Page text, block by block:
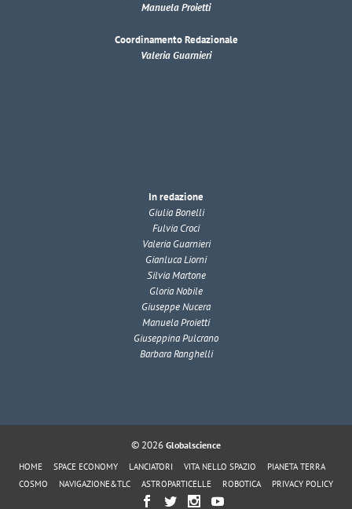
Manuela Proietti
Coordinamento Redazionale
Valeria Guarnieri
In redazione
Giulia Bonelli
Fulvia Croci
Valeria Guarnieri
Gianluca Liorni
Silvia Martone
Gloria Nobile
Giuseppe Nucera
Manuela Proietti
Giuseppina Pulcrano
Barbara Ranghelli
© 2026 Globalscience
HOME SPACE ECONOMY LANCIATORI VITA NELLO SPAZIO
PIANETA TERRA
COSMO
NAVIGAZIONE&TLC ASTROPARTICELLE ROBOTICA PRIVACY POLICY